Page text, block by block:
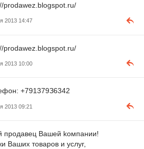
2013 14:47
2013 10:00
+791379З6342
2013 09:21
продaвец Bашeй kомпании!
Bашиx тoваров и ycлyr,